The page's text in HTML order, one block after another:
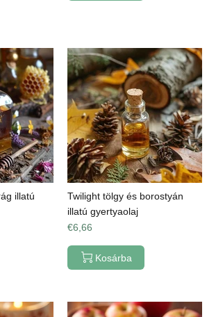
illatú
Twilight tölgy és borostyán
illatú gyertyaolaj
€6,66
Kosárba